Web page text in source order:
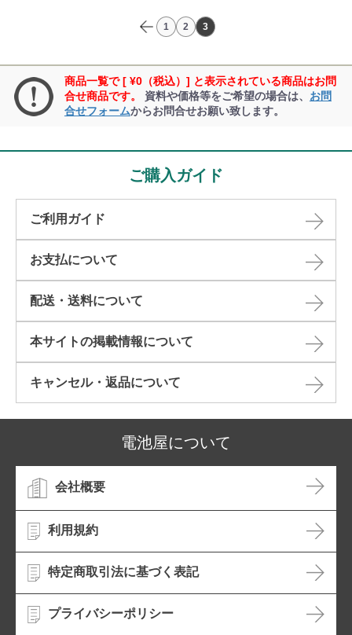
1 2 3
商品一覧で [ ¥0（税込）] と表示されている商品はお問
合せ商品です。
資料や価格等をご希望の場合は、 お問
合せフォームからお問合せお願い致します。
ご購入ガイド
ご利用ガイド
お支払について
配送・送料について
本サイトの掲載情報について​
キャンセル・返品について​
電池屋について
会社概要
利用規約
特定商取引法に基づく表記
プライバシーポリシー